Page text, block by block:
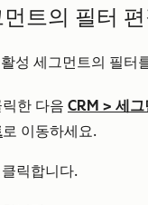
트의 필터
성 세그먼트의 필터
한 다음 CRM > 세그
로 이동하세요.
클릭합니다.